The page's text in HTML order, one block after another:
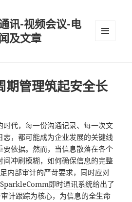
讯-视频会议-电
及文章
期管理筑起安全长
时代，每一份沟通记录、每一次文
志，都可能成为企业发展的关键线
要依据。然而，当信息散落在各个
间冲刷模糊，如何确保信息的完整
内部审计的严苛要求，同时应对
SparkleComm即时通讯系统给出了
计跟踪为核心，为信息的全生命